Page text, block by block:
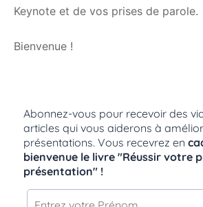
Keynote et de vos prises de parole.
Bienvenue !